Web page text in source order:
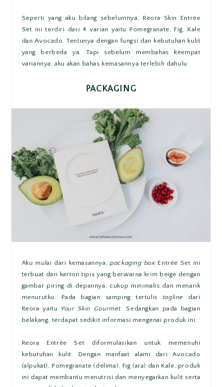
Seperti yang aku bilang sebelumnya, Reora Skin Entrèe
Set ini terdiri dari 4 varian yaitu Pomegranate, Fig, Kale
dan Avocado. Tentunya dengan fungsi dan kebutuhan kulit
yang berbeda ya. Tapi sebelum membahas keempat
variannya, aku akan bahas kemasannya terlebih dahulu
PACKAGING
Aku mulai dari kemasannya,packaging box Entrèe Set ini
terbuat dari karton tipis yang berwarna krim beige dengan
gambar piring di depannya, cukup minimalis dan menarik
menurutku. Pada bagian samping tertulis tagline dari
Reora yaitu Your Skin Gourmet. Sedangkan pada bagian
belakang, terdapat sedikit informasi mengenai produk ini.
Reora Entrèe Set diformulasikan untuk memenuhi
kebutuhan kulit. Dengan manfaat alami dari Avocado
(alpukat), Pomegranate (delima), Fig (ara) dan Kale, produk
ini dapat membantu menutrisi dan menyegarkan kulit serta